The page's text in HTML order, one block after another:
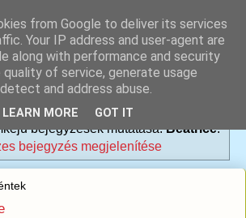
bejegyzések mutatása:Beatrice.
bejegyzés megjelenítése
from Google to deliver its services
Your IP address and user-agent are
along with performance and security
of service, generate usage
and address abuse.
LEARN MORE GOT IT